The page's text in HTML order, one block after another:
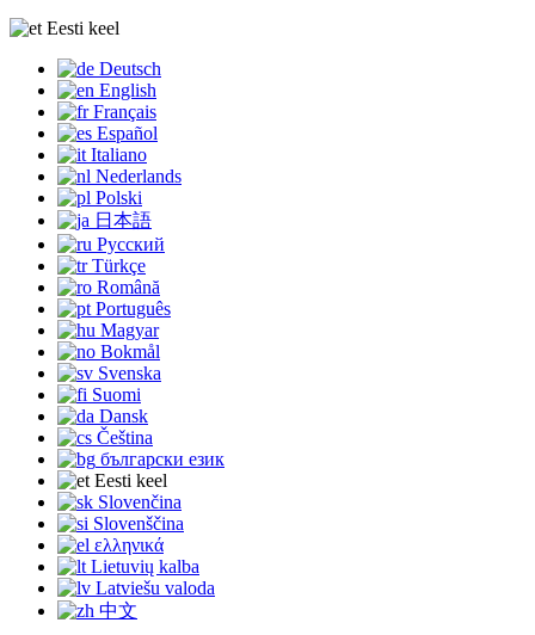
Eesti keel
Deutsch
English
Français
Español
Italiano
Nederlands
Polski
日本語
Русский
Türkçe
Română
Português
Magyar
Bokmål
Svenska
Suomi
Dansk
Čeština
български език
Eesti keel
Slovenčina
Slovenščina
ελληνικά
Lietuvių kalba
Latviešu valoda
中文